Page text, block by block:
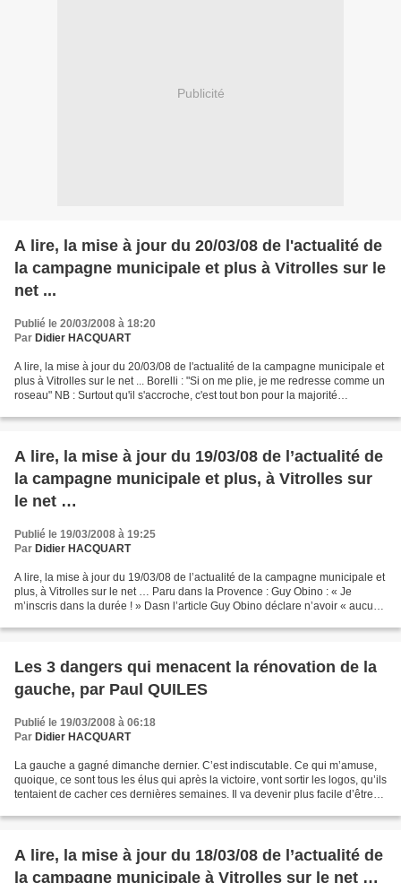
Publicité
A lire, la mise à jour du 20/03/08 de l'actualité de
la campagne municipale et plus à Vitrolles sur le
net ...
Publié le 20/03/2008 à 18:20
Par Didier HACQUART
A lire, la mise à jour du 20/03/08 de l'actualité de la campagne municipale et
plus à Vitrolles sur le net ... Borelli : "Si on me plie, je me redresse comme un
roseau" NB : Surtout qu'il s'accroche, c'est tout bon pour la majorité
A lire, la mise à jour du 19/03/08 de l’actualité de
la campagne municipale et plus, à Vitrolles sur
le net …
Publié le 19/03/2008 à 19:25
Par Didier HACQUART
A lire, la mise à jour du 19/03/08 de l’actualité de la campagne municipale et
plus, à Vitrolles sur le net … Paru dans la Provence : Guy Obino : « Je
m’inscris dans la durée ! » Dasn l’article Guy Obino déclare n’avoir « aucune
Les 3 dangers qui menacent la rénovation de la
gauche, par Paul QUILES
Publié le 19/03/2008 à 06:18
Par Didier HACQUART
La gauche a gagné dimanche dernier. C’est indiscutable. Ce qui m’amuse,
quoique, ce sont tous les élus qui après la victoire, vont sortir les logos, qu’ils
tentaient de cacher ces dernières semaines. Il va devenir plus facile d’être
A lire, la mise à jour du 18/03/08 de l’actualité de
la campagne municipale à Vitrolles sur le net …